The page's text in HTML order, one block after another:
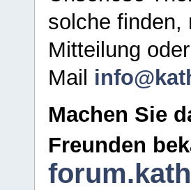
solche finden,
Mitteilung
Mail
Machen Sie
Freunden